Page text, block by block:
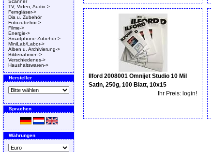
Scanner
TV, Video, Audio->
Ferngläser->
Dia u. Zubehör
Fotozubehör->
Filme->
Energie->
Smartphone-Zubehör->
MiniLab/Labor->
Alben u. Archivierung->
Bilderrahmen->
Verschiedenes->
Haushaltswaren->
Hersteller
Sprachen
Währungen
Ilford 2008001 Omnijet Studio 10 Mil
Satin, 250g, 100 Blatt, 10x15
Ihr Preis: login!